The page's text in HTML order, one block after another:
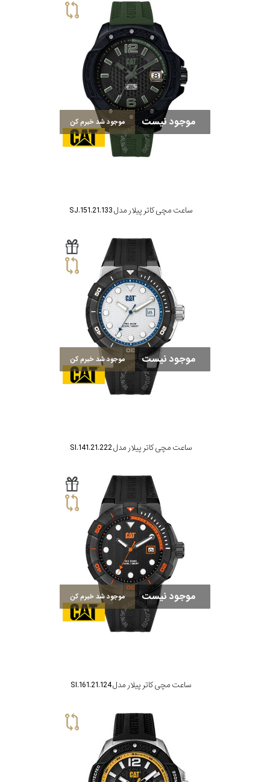
موجود نیست موجود شد خبرم کن
ساعت مچی کاتر پیلار مدل SJ.151.21.133
موجود نیست موجود شد خبرم کن
ساعت مچی کاتر پیلار مدل SI.141.21.222
موجود نیست موجود شد خبرم کن
ساعت مچی کاتر پیلار مدل SI.161.21.124